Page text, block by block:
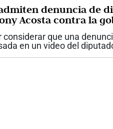
denuncia de
Acosta contra la
Francisca Toro
considerar que una
en un video del
“no tenía fundamento”,